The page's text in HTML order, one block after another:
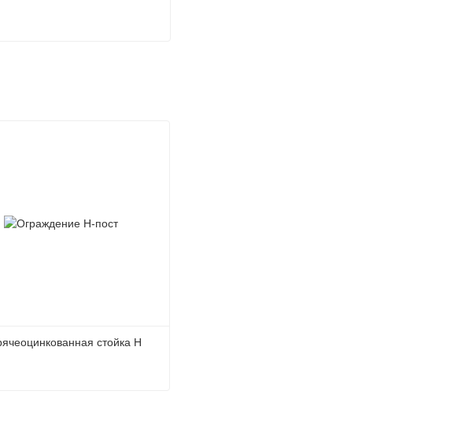
стойка H